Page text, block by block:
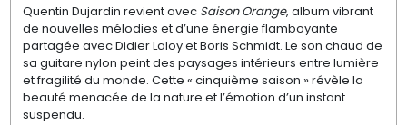
Quentin Dujardin revient avec Saison Orange, album vibrant
de nouvelles mélodies et d’une énergie flamboyante
partagée avec Didier Laloy et Boris Schmidt. Le son chaud de
sa guitare nylon peint des paysages intérieurs entre lumière
et fragilité du monde. Cette « cinquième saison » révèle la
beauté menacée de la nature et l’émotion d’un instant
suspendu.